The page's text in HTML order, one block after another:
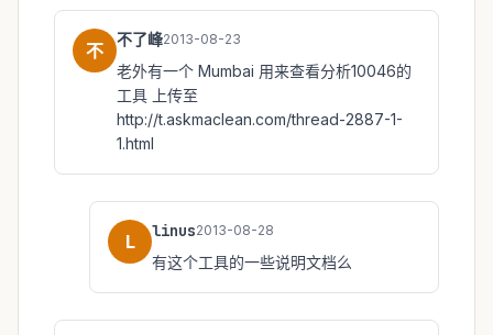
不 不了峰2013-08-23
老外有一个 Mumbai 用来查看分析10046的
工具 上传至
http://t.askmaclean.com/thread-2887-1-
1.html
L linus2013-08-28
有这个工具的一些说明文档么